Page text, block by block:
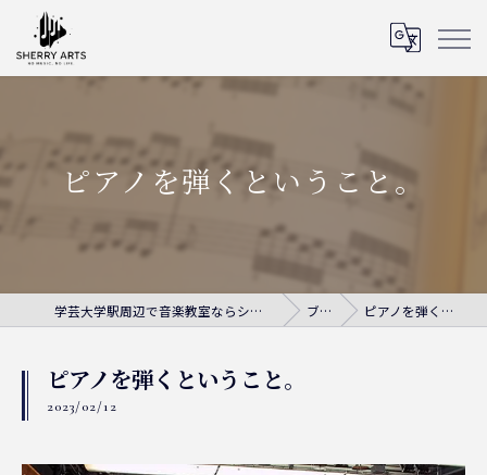
ピアノを弾くということ。
学芸大学駅周辺で音楽教室ならシェリー・アーツ音楽教室 ブログ ピアノを弾くということ。
ピアノを弾くということ。
2023/02/12